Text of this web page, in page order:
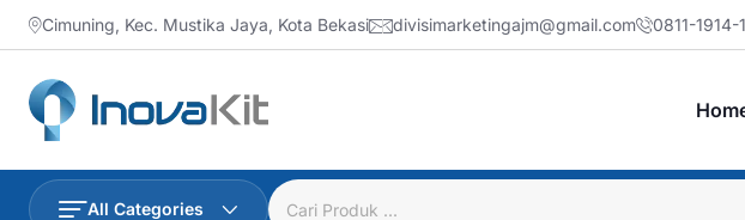
Skip
to
content
Cimuning, Kec. Mustika Jaya, Kota Bekasi divisimarketingajm@gmail.com 0811-1914-
All Categories